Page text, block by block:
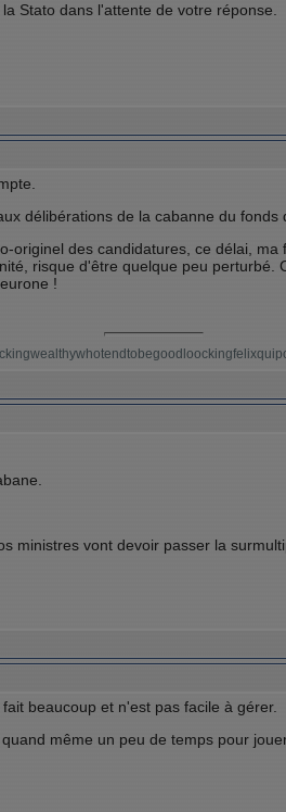
Stato dans l'attente de votre réponse.
délibérations de la cabanne du fonds
originel des candidatures, ce délai, ma
risque d'être quelque peu perturbé.
!
ministres vont devoir passer la
beaucoup et n'est pas facile à gérer.
même un peu de temps pour